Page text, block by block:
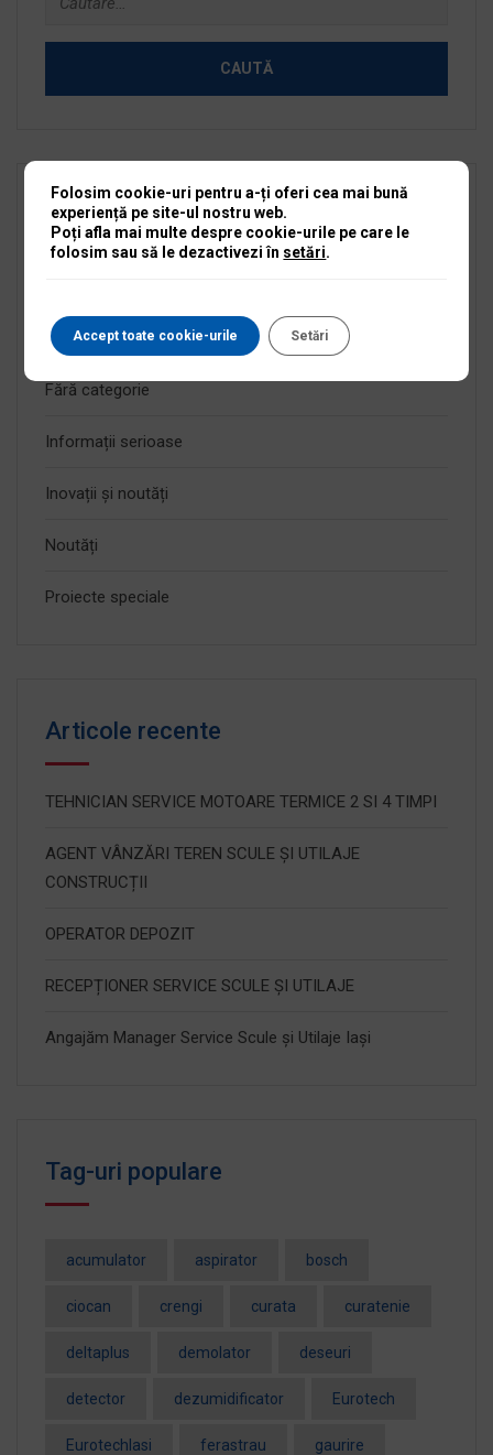
Categorii
Anunțuri expirate
Fără categorie
Informații serioase
Inovații și noutăți
Noutăți
Proiecte speciale
Articole recente
TEHNICIAN SERVICE MOTOARE TERMICE 2 SI 4 TIMPI
AGENT VÂNZĂRI TEREN SCULE ȘI UTILAJE
CONSTRUCȚII
OPERATOR DEPOZIT
RECEPȚIONER SERVICE SCULE ȘI UTILAJE
Angajăm Manager Service Scule și Utilaje Iași
Tag-uri populare
acumulator aspirator bosch
ciocan crengi curata curatenie
deltaplus demolator deseuri
detector dezumidificator Eurotech
EurotechIasi ferastrau gaurire
Folosim cookie-uri pentru a-ți oferi cea mai bună
experiență pe site-ul nostru web.
Poți afla mai multe despre cookie-urile pe care le
folosim sau să le dezactivezi în setări.
Accept toate cookie-urile Setări